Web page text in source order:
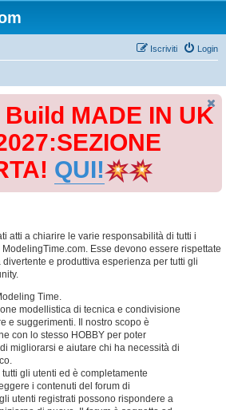
Login
Iscriviti
MADE IN UK
QUI!
atti a chiarire le varie responsabilità di tutti i
Esse devono essere rispettate
e produttiva esperienza per tutti gli
Time.
modellistica di tecnica e condivisione
e suggerimenti. Il nostro scopo è
con lo stesso HOBBY per poter
migliorarsi e aiutare chi ha necessità di
gli utenti ed è completamente
i contenuti del forum di
utenti registrati possono rispondere a